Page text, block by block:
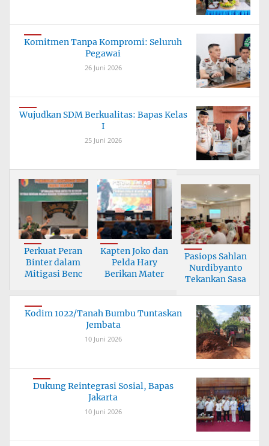
Komitmen Tanpa Kompromi: Seluruh
Pegawai
26 Juni 2026
Wujudkan SDM Berkualitas: Bapas Kelas
I
25 Juni 2026
Perkuat Peran
Binter dalam
Mitigasi Benc
Kapten Joko dan
Pelda Hary
Berikan Mater
Pasiops Sahlan
Nurdibyanto
Tekankan Sasa
Kodim 1022/Tanah Bumbu Tuntaskan
Jembata
10 Juni 2026
Dukung Reintegrasi Sosial, Bapas
Jakarta
10 Juni 2026